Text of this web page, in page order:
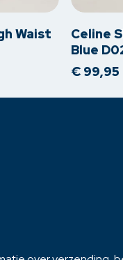
Waist
heeft
meerdere
variaties.
Deze
kan
Celine
Blue
€99,95